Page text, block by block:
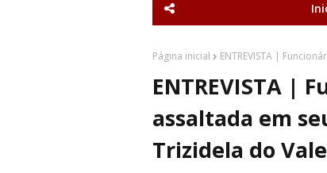
Página inicial ENTREVISTA |
ENTREVISTA |
assaltada em
Trizidela do Vale